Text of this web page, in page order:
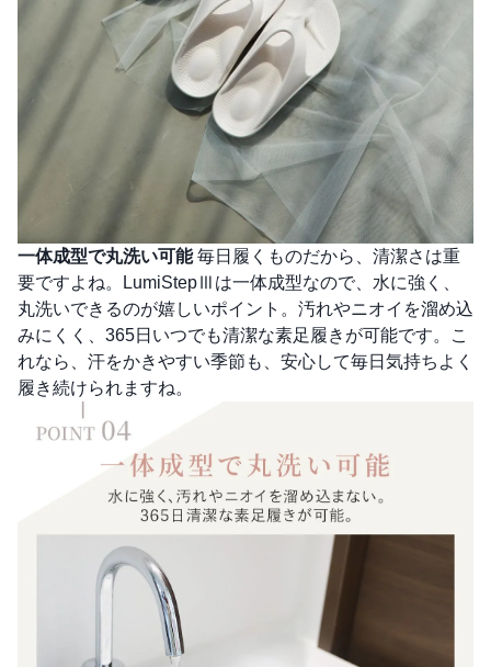
一体成型で丸洗い可能毎日履くものだから、清潔さは重
要ですよね。LumiStepⅢは一体成型なので、水に強く、
丸洗いできるのが嬉しいポイント。汚れやニオイを溜め込
みにくく、365日いつでも清潔な素足履きが可能です。こ
れなら、汗をかきやすい季節も、安心して毎日気持ちよく
履き続けられますね。